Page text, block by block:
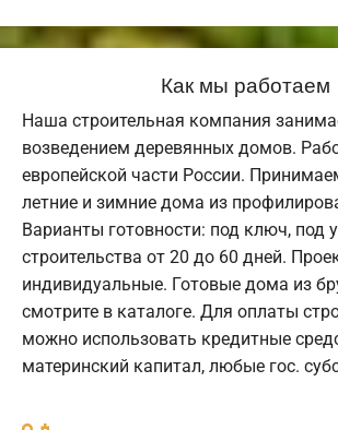
Как мы работаем
Наша строительная компания
возведением деревянных домов.
европейской части России.
летние и зимние дома из
Варианты готовности: под ключ, под
строительства от 20 до 60 дней.
индивидуальные. Готовые дома из
смотрите в каталоге. Для оплаты
можно использовать кредитные
материнский капитал, любые гос.